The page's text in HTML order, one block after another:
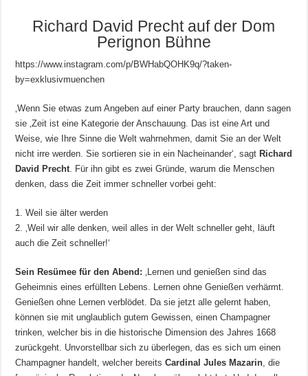
Richard David Precht auf der Dom
Perignon Bühne
https://www.instagram.com/p/BWHabQOHK9q/?taken-
by=exklusivmuenchen
‚Wenn Sie etwas zum Angeben auf einer Party brauchen, dann sagen
sie ‚Zeit ist eine Kategorie der Anschauung. Das ist eine Art und
Weise, wie Ihre Sinne die Welt wahrnehmen, damit Sie an der Welt
nicht irre werden. Sie sortieren sie in ein Nacheinander‘, sagt Richard
David Precht. Für ihn gibt es zwei Gründe, warum die Menschen
denken, dass die Zeit immer schneller vorbei geht:
1. Weil sie älter werden
2. ‚Weil wir alle denken, weil alles in der Welt schneller geht, läuft
auch die Zeit schneller!‘
Sein Resümee für den Abend: ‚Lernen und genießen sind das
Geheimnis eines erfüllten Lebens. Lernen ohne Genießen verhärmt.
Genießen ohne Lernen verblödet. Da sie jetzt alle gelernt haben,
können sie mit unglaublich gutem Gewissen, einen Champagner
trinken, welcher bis in die historische Dimension des Jahres 1668
zurückgeht. Unvorstellbar sich zu überlegen, das es sich um einen
Champagner handelt, welcher bereitsCardinal Jules Mazarin, die